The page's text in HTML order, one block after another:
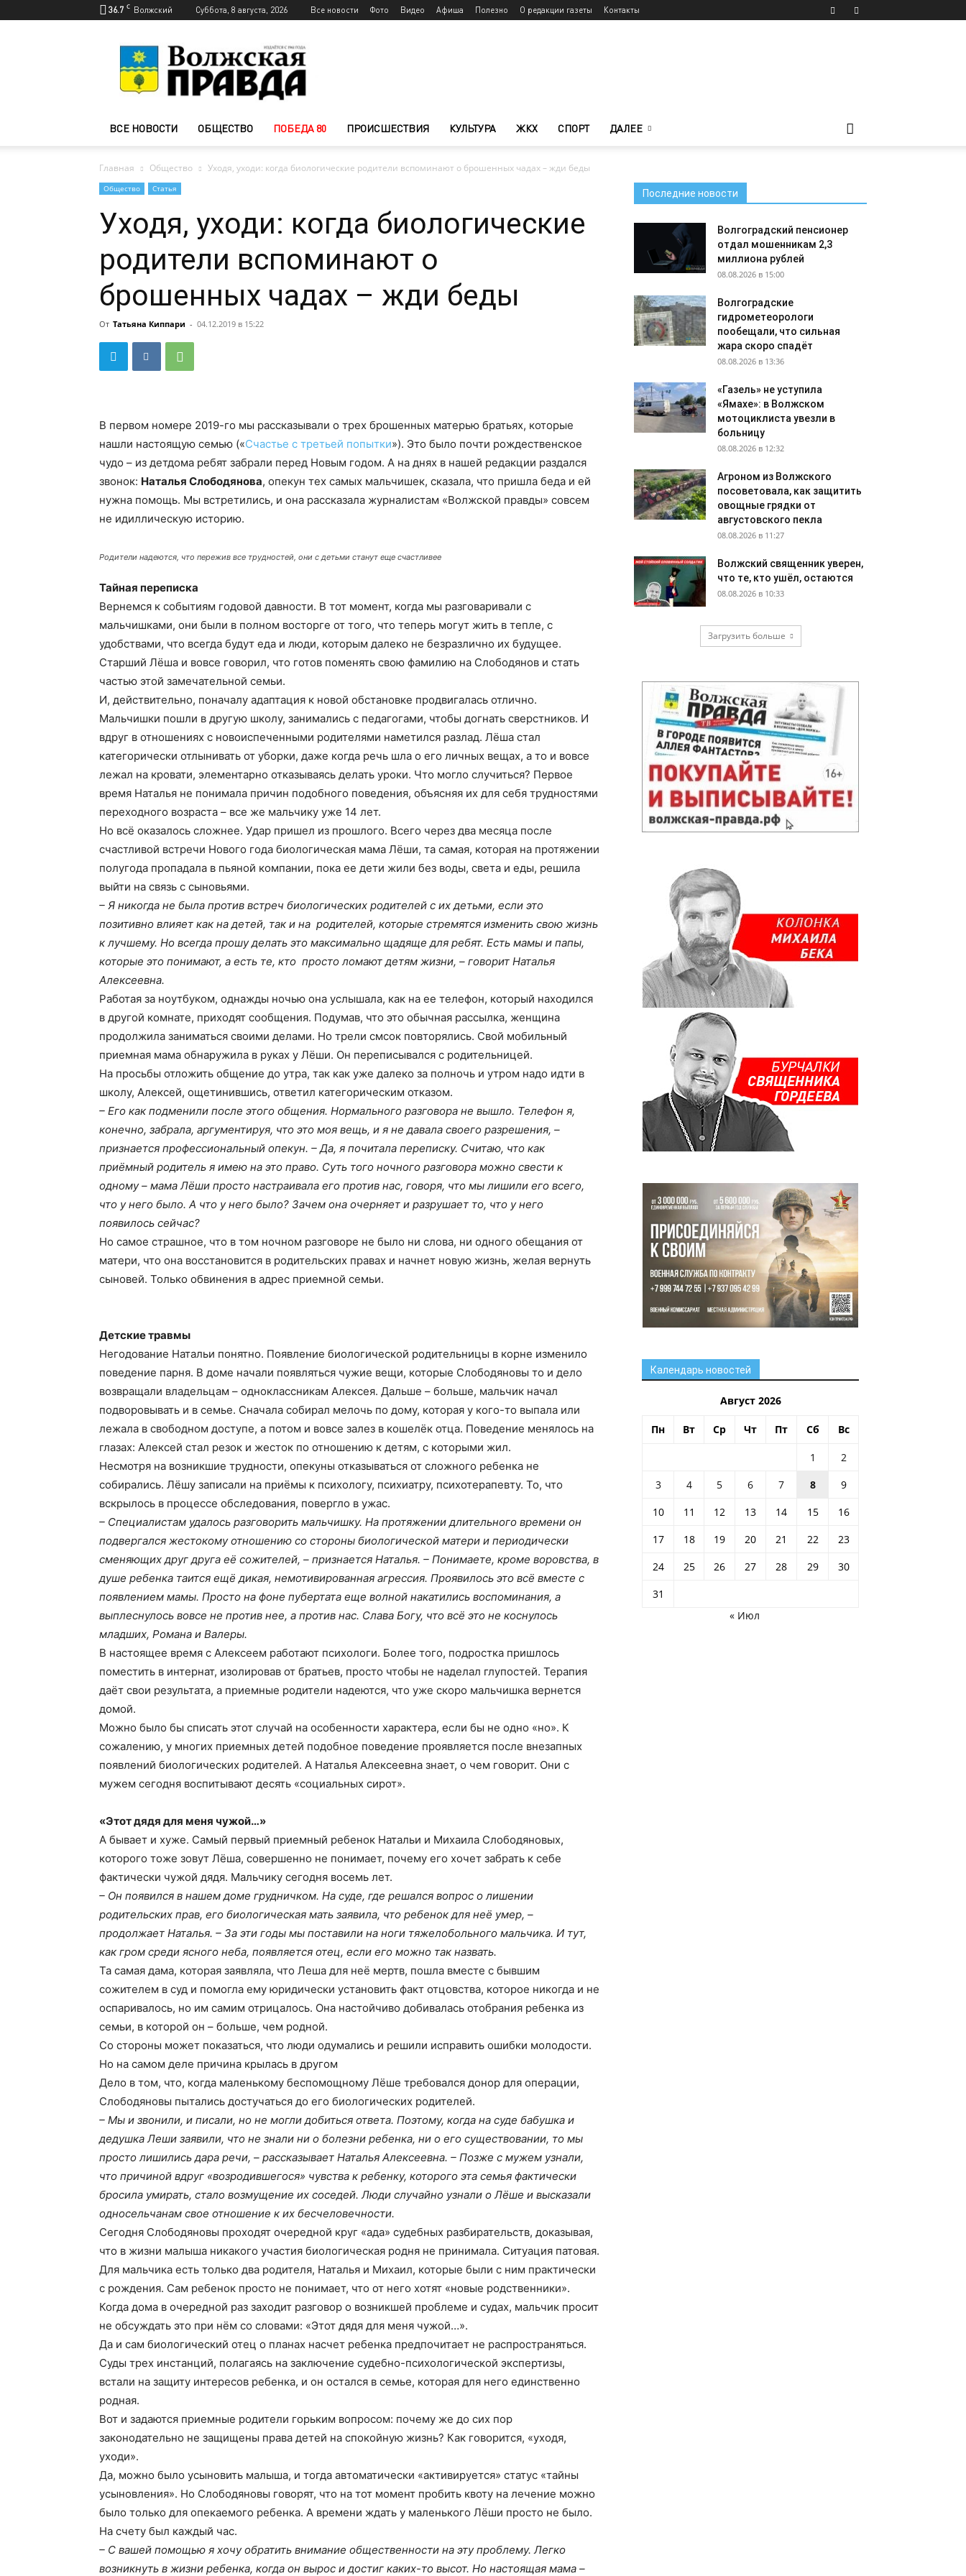
36.7 C Волжский Суббота, 8 августа, 2026 Все новости Фото Видео Афиша Полезно О редакции газеты Контакты
Волжского
—
Волжская
ВСЕ НОВОСТИ ОБЩЕСТВО ПОБЕДА 80 ПРОИСШЕСТВИЯ КУЛЬТУРА ЖКХ СПОРТ ДАЛЕЕ
Главная Общество Уходя, уходи: когда биологические родители вспоминают о брошенных чадах – жди беды
Общество Статья
Уходя, уходи: когда биологические
родители вспоминают о
брошенных чадах – жди беды
От Татьяна Киппари - 04.12.2019 в 15:22
В первом номере 2019-го мы рассказывали о трех брошенных матерью братьях, которые
нашли настоящую семью («Счастье с третьей попытки»). Это было почти рождественское
чудо – из детдома ребят забрали перед Новым годом. А на днях в нашей редакции раздался
звонок: Наталья Слободянова, опекун тех самых мальчишек, сказала, что пришла беда и ей
нужна помощь. Мы встретились, и она рассказала журналистам «Волжской правды» совсем
не идиллическую историю.
Родители надеются, что пережив все трудностей, они с детьми станут еще счастливее
Тайная переписка
Вернемся к событиям годовой давности. В тот момент, когда мы разговаривали с
мальчишками, они были в полном восторге от того, что теперь могут жить в тепле, с
удобствами, что всегда будут еда и люди, которым далеко не безразлично их будущее.
Старший Лёша и вовсе говорил, что готов поменять свою фамилию на Слободянов и стать
частью этой замечательной семьи.
И, действительно, поначалу адаптация к новой обстановке продвигалась отлично.
Мальчишки пошли в другую школу, занимались с педагогами, чтобы догнать сверстников. И
вдруг в отношениях с новоиспеченными родителями наметился разлад. Лёша стал
категорически отлынивать от уборки, даже когда речь шла о его личных вещах, а то и вовсе
лежал на кровати, элементарно отказываясь делать уроки. Что могло случиться? Первое
время Наталья не понимала причин подобного поведения, объясняя их для себя трудностями
переходного возраста – все же мальчику уже 14 лет.
Но всё оказалось сложнее. Удар пришел из прошлого. Всего через два месяца после
счастливой встречи Нового года биологическая мама Лёши, та самая, которая на протяжении
полугода пропадала в пьяной компании, пока ее дети жили без воды, света и еды, решила
выйти на связь с сыновьями.
– Я никогда не была против встреч биологических родителей с их детьми, если это
позитивно влияет как на детей, так и на родителей, которые стремятся изменить свою жизнь
к лучшему. Но всегда прошу делать это максимально щадяще для ребят. Есть мамы и папы,
которые это понимают, а есть те, кто просто ломают детям жизни, – говорит Наталья
Алексеевна.
Работая за ноутбуком, однажды ночью она услышала, как на ее телефон, который находился
в другой комнате, приходят сообщения. Подумав, что это обычная рассылка, женщина
продолжила заниматься своими делами. Но трели смсок повторялись. Свой мобильный
приемная мама обнаружила в руках у Лёши. Он переписывался с родительницей.
На просьбы отложить общение до утра, так как уже далеко за полночь и утром надо идти в
школу, Алексей, ощетинившись, ответил категорическим отказом.
– Его как подменили после этого общения. Нормального разговора не вышло. Телефон я,
конечно, забрала, аргументируя, что это моя вещь, и я не давала своего разрешения, –
признается профессиональный опекун. – Да, я почитала переписку. Считаю, что как
приёмный родитель я имею на это право. Суть того ночного разговора можно свести к
одному – мама Лёши просто настраивала его против нас, говоря, что мы лишили его всего,
что у него было. А что у него было? Зачем она очерняет и разрушает то, что у него
появилось сейчас?
Но самое страшное, что в том ночном разговоре не было ни слова, ни одного обещания от
матери, что она восстановится в родительских правах и начнет новую жизнь, желая вернуть
сыновей. Только обвинения в адрес приемной семьи.
Детские травмы
Негодование Натальи понятно. Появление биологической родительницы в корне изменило
поведение парня. В доме начали появляться чужие вещи, которые Слободяновы то и дело
возвращали владельцам – одноклассникам Алексея. Дальше – больше, мальчик начал
подворовывать и в семье. Сначала собирал мелочь по дому, которая у кого-то выпала или
лежала в свободном доступе, а потом и вовсе залез в кошелёк отца. Поведение менялось на
глазах: Алексей стал резок и жесток по отношению к детям, с которыми жил.
Несмотря на возникшие трудности, опекуны отказываться от сложного ребенка не
собирались. Лёшу записали на приёмы к психологу, психиатру, психотерапевту. То, что
вскрылось в процессе обследования, повергло в ужас.
– Специалистам удалось разговорить мальчишку. На протяжении длительного времени он
подвергался жестокому отношению со стороны биологической матери и периодически
сменяющих друг друга её сожителей, – признается Наталья. – Понимаете, кроме воровства, в
душе ребенка таится ещё дикая, немотивированная агрессия. Проявилось это всё вместе с
появлением мамы. Просто на фоне пубертата еще волной накатились воспоминания, а
выплеснулось вовсе не против нее, а против нас. Слава Богу, что всё это не коснулось
младших, Романа и Валеры.
В настоящее время с Алексеем работают психологи. Более того, подростка пришлось
поместить в интернат, изолировав от братьев, просто чтобы не наделал глупостей. Терапия
даёт свои результата, а приемные родители надеются, что уже скоро мальчишка вернется
домой.
Можно было бы списать этот случай на особенности характера, если бы не одно «но». К
сожалению, у многих приемных детей подобное поведение проявляется после внезапных
появлений биологических родителей. А Наталья Алексеевна знает, о чем говорит. Они с
мужем сегодня воспитывают десять «социальных сирот».
«Этот дядя для меня чужой…»
А бывает и хуже. Самый первый приемный ребенок Натальи и Михаила Слободяновых,
которого тоже зовут Лёша, совершенно не понимает, почему его хочет забрать к себе
фактически чужой дядя. Мальчику сегодня восемь лет.
– Он появился в нашем доме грудничком. На суде, где решался вопрос о лишении
родительских прав, его биологическая мать заявила, что ребенок для неё умер, –
продолжает Наталья. – За эти годы мы поставили на ноги тяжелобольного мальчика. И тут,
как гром среди ясного неба, появляется отец, если его можно так назвать.
Та самая дама, которая заявляла, что Леша для неё мертв, пошла вместе с бывшим
сожителем в суд и помогла ему юридически установить факт отцовства, которое никогда и не
оспаривалось, но им самим отрицалось. Она настойчиво добивалась отобрания ребенка из
семьи, в которой он – больше, чем родной.
Со стороны может показаться, что люди одумались и решили исправить ошибки молодости.
Но на самом деле причина крылась в другом
Дело в том, что, когда маленькому беспомощному Лёше требовался донор для операции,
Слободяновы пытались достучаться до его биологических родителей.
– Мы и звонили, и писали, но не могли добиться ответа. Поэтому, когда на суде бабушка и
дедушка Леши заявили, что не знали ни о болезни ребенка, ни о его существовании, то мы
просто лишились дара речи, – рассказывает Наталья Алексеевна. – Позже с мужем узнали,
что причиной вдруг «возродившегося» чувства к ребенку, которого эта семья фактически
бросила умирать, стало возмущение их соседей. Люди случайно узнали о Лёше и высказали
односельчанам свое отношение к их бесчеловечности.
Сегодня Слободяновы проходят очередной круг «ада» судебных разбирательств, доказывая,
что в жизни малыша никакого участия биологическая родня не принимала. Ситуация патовая.
Для мальчика есть только два родителя, Наталья и Михаил, которые были с ним практически
с рождения. Сам ребенок просто не понимает, что от него хотят «новые родственники».
Когда дома в очередной раз заходит разговор о возникшей проблеме и судах, мальчик просит
не обсуждать это при нём со словами: «Этот дядя для меня чужой…».
Да и сам биологический отец о планах насчет ребенка предпочитает не распространяться.
Суды трех инстанций, полагаясь на заключение судебно-психологической экспертизы,
встали на защиту интересов ребенка, и он остался в семье, которая для него единственно
родная.
Вот и задаются приемные родители горьким вопросом: почему же до сих пор
законодательно не защищены права детей на спокойную жизнь? Как говорится, «уходя,
уходи».
Да, можно было усыновить малыша, и тогда автоматически «активируется» статус «тайны
усыновления». Но Слободяновы говорят, что на тот момент пробить квоту на лечение можно
было только для опекаемого ребенка. А времени ждать у маленького Лёши просто не было.
На счету был каждый час.
– С вашей помощью я хочу обратить внимание общественности на эту проблему. Легко
возникнуть в жизни ребенка, когда он вырос и достиг каких-то высот. Но настоящая мама –
Последние новости
Волгоградский пенсионер
отдал мошенникам 2,3
миллиона рублей
08.08.2026 в 15:00
Волгоградские
гидрометеорологи
пообещали, что сильная
жара скоро спадёт
08.08.2026 в 13:36
«Газель» не уступила
«Ямахе»: в Волжском
мотоциклиста увезли в
больницу
08.08.2026 в 12:32
Агроном из Волжского
посоветовала, как защитить
овощные грядки от
августовского пекла
08.08.2026 в 11:27
Волжский священник уверен,
что те, кто ушёл, остаются
08.08.2026 в 10:33
Загрузить больше
Календарь новостей
Август 2026
Пн Вт Ср Чт Пт Сб Вс
1
2
3
4 5 6 7 8
9
10
11 12 13 14 15
16
17
18 19 20 21 22
23
24
25 26 27 28 29
30
31
« Июл